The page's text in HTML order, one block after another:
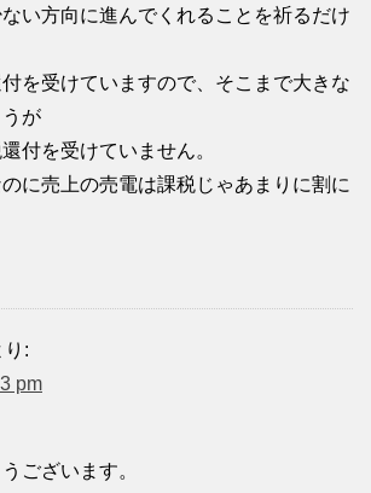
い方向に進んでくれることを祈るだけ
を受けていますので、そこまで大きな
が
付を受けていません。
に売上の売電は課税じゃあまりに割に
り:
pm
ございます。